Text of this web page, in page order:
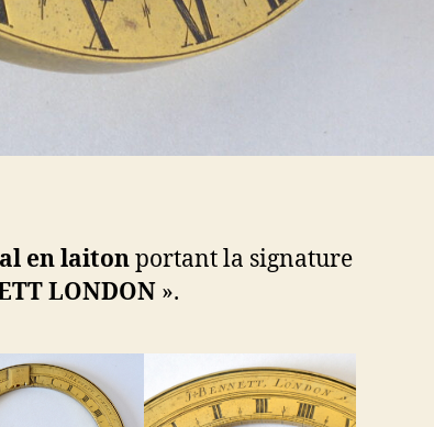
en laitonportant la signature
LONDON ».